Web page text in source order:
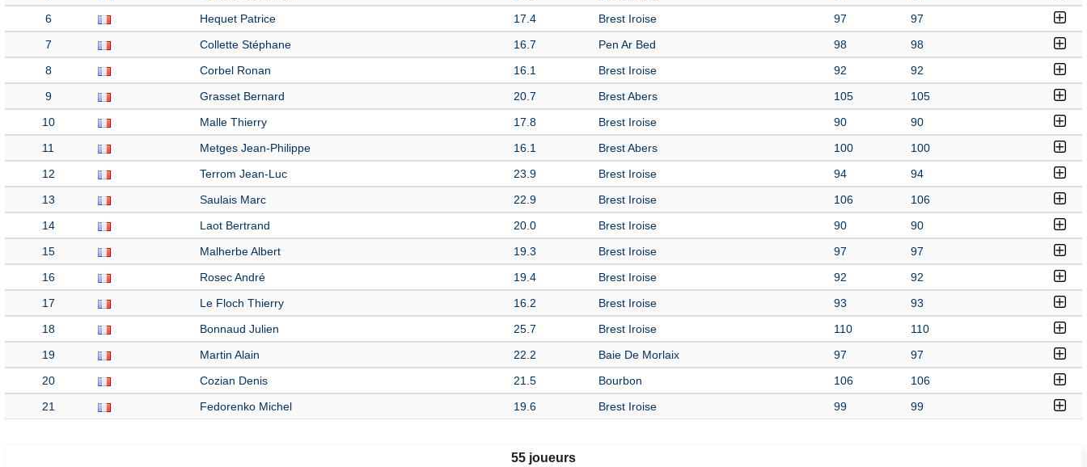
6
Hequet Patrice 17.4 Brest Iroise 97
97
7
Collette Stéphane 16.7 Pen Ar Bed 98
98
8
Corbel Ronan 16.1 Brest Iroise 92
92
9
Grasset Bernard 20.7 Brest Abers 105
105
10
Malle Thierry 17.8 Brest Iroise 90
90
11
Metges Jean-Philippe 16.1 Brest Abers 100
100
12
Terrom Jean-Luc 23.9 Brest Iroise 94
94
13
Saulais Marc 22.9 Brest Iroise 106
106
14
Laot Bertrand 20.0 Brest Iroise 90
90
15
Malherbe Albert 19.3 Brest Iroise 97
97
16
Rosec André 19.4 Brest Iroise 92
92
17
Le Floch Thierry 16.2 Brest Iroise 93
93
18
Bonnaud Julien 25.7 Brest Iroise 110
110
19
Martin Alain 22.2 Baie De Morlaix 97
97
20
Cozian Denis 21.5 Bourbon 106
106
21
Fedorenko Michel 19.6 Brest Iroise 99 99
55 joueurs